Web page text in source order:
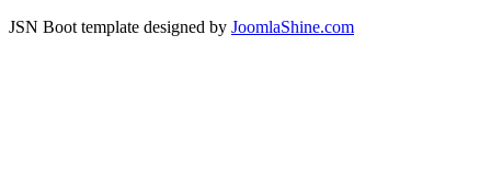
JSN Boot template designed by JoomlaShine.com